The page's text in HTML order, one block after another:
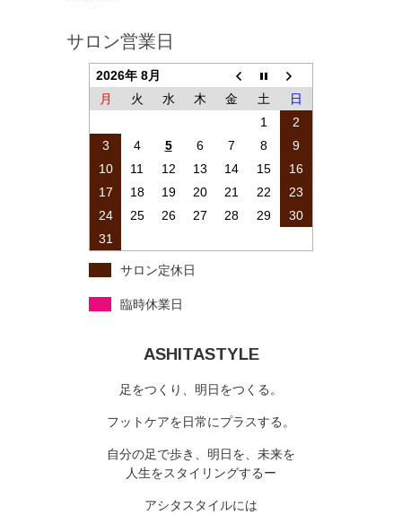
サロン営業日
2026年 8月
月
火 水 木 金 土
日
1
2
3
4 5 6 7 8
9
10
11 12 13 14 15
16
17
18 19 20 21 22
23
24
25 26 27 28 29
30
31
サロン定休日
臨時休業日
ASHITASTYLE
足をつくり、明日をつくる。
フットケアを日常にプラスする。
自分の足で歩き、明日を、未来を
人生をスタイリングするー
アシタスタイルには